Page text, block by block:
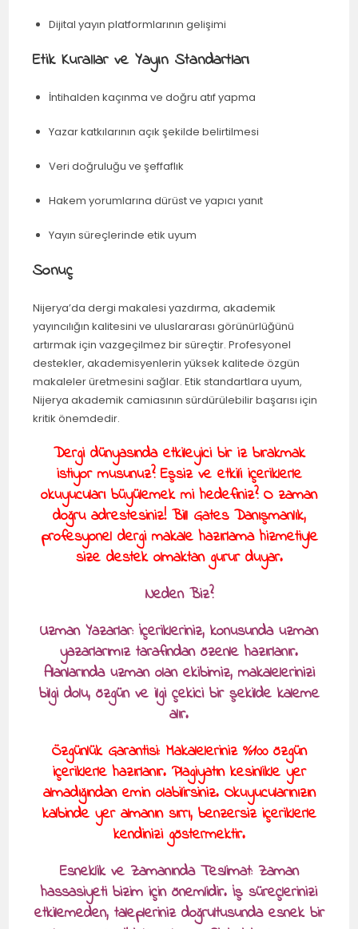
Dijital yayın platformlarının gelişimi
Etik Kurallar ve Yayın Standartları
İntihalden kaçınma ve doğru atıf yapma
Yazar katkılarının açık şekilde belirtilmesi
Veri doğruluğu ve şeffaflık
Hakem yorumlarına dürüst ve yapıcı yanıt
Yayın süreçlerinde etik uyum
Sonuç
Nijerya’da dergi makalesi yazdırma, akademik
yayıncılığın kalitesini ve uluslararası görünürlüğünü
artırmak için vazgeçilmez bir süreçtir. Profesyonel
destekler, akademisyenlerin yüksek kalitede özgün
makaleler üretmesini sağlar. Etik standartlara uyum,
Nijerya akademik camiasının sürdürülebilir başarısı için
kritik önemdedir.
Dergi dünyasında etkileyici bir iz bırakmak
istiyor musunuz? Eşsiz ve etkili içeriklerle
okuyucuları büyülemek mi hedefiniz? O zaman
doğru adrestesiniz! Bill Gates Danışmanlık,
profesyonel dergi makale hazırlama hizmetiyle
size destek olmaktan gurur duyar.
Neden Biz?
Uzman Yazarlar: İçerikleriniz, konusunda uzman
yazarlarımız tarafından özenle hazırlanır.
Alanlarında uzman olan ekibimiz, makalelerinizi
bilgi dolu, özgün ve ilgi çekici bir şekilde kaleme
alır.
Özgünlük Garantisi: Makaleleriniz %100 özgün
içeriklerle hazırlanır. Plagiyatın kesinlikle yer
almadığından emin olabilirsiniz. Okuyucularınızın
kalbinde yer almanın sırrı, benzersiz içeriklerle
kendinizi göstermektir.
Esneklik ve Zamanında Teslimat: Zaman
hassasiyeti bizim için önemlidir. İş süreçlerinizi
etkilemeden, talepleriniz doğrultusunda esnek bir